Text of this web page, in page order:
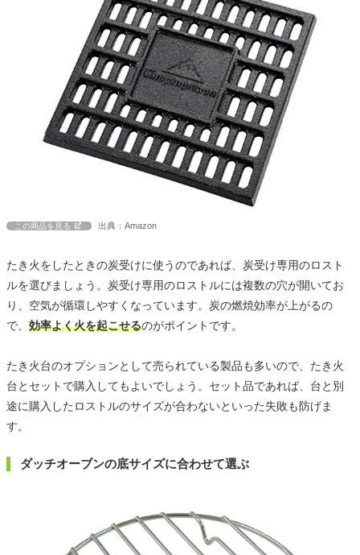
この商品を見る 出典：Amazon
たき火をしたときの炭受けに使うのであれば、炭受け専用のロスト
ルを選びましょう。炭受け専用のロストルには複数の穴が開いてお
り、空気が循環しやすくなっています。炭の燃焼効率が上がるの
で、 効率よく火を起こせるのがポイントです。
たき火台のオプションとして売られている製品も多いので、たき火
台とセットで購入してもよいでしょう。セット品であれば、台と別
途に購入したロストルのサイズが合わないといった失敗も防げま
す。
ダッチオーブンの底サイズに合わせて選ぶ